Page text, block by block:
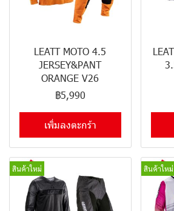
LEATT MOTO 4.5
JERSEY&PANT
ORANGE V26
฿5,990
เพิ่มลงตะกร้า
สินค้าใหม่ สินค้าใหม่